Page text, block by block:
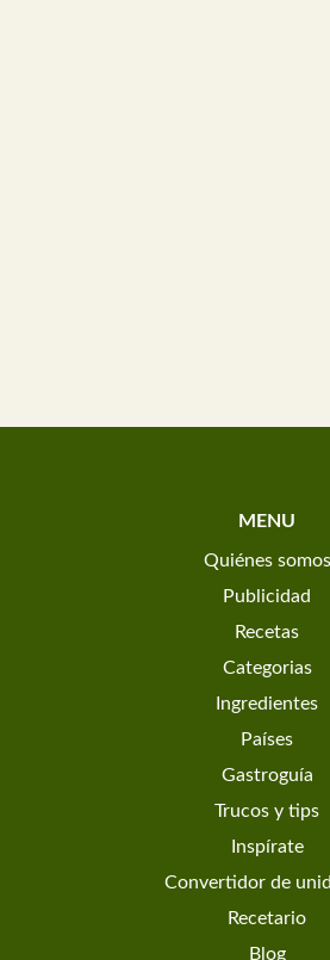
MENU
Quiénes somos
Publicidad
Recetas
Categorias
Ingredientes
Países
Gastroguía
Trucos y tips
Inspírate
Convertidor de
Recetario
Blog